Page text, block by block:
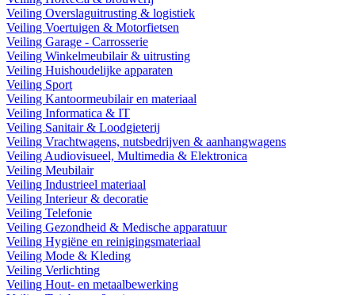
Veiling Overslaguitrusting & logistiek
Veiling Voertuigen & Motorfietsen
Veiling Garage - Carrosserie
Veiling Winkelmeubilair & uitrusting
Veiling Huishoudelijke apparaten
Veiling Sport
Veiling Kantoormeubilair en materiaal
Veiling Informatica & IT
Veiling Sanitair & Loodgieterij
Veiling Vrachtwagens, nutsbedrijven & aanhangwagens
Veiling Audiovisueel, Multimedia & Elektronica
Veiling Meubilair
Veiling Industrieel materiaal
Veiling Interieur & decoratie
Veiling Telefonie
Veiling Gezondheid & Medische apparatuur
Veiling Hygiëne en reinigingsmateriaal
Veiling Mode & Kleding
Veiling Verlichting
Veiling Hout- en metaalbewerking